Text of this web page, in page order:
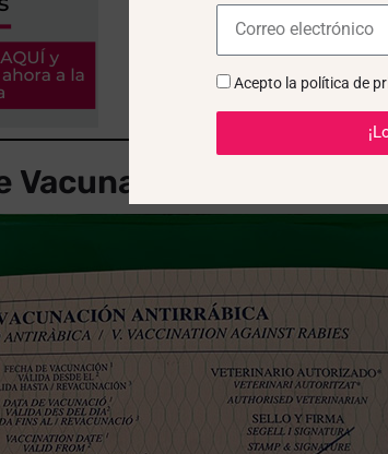
Vacunación para
Acepto la política de